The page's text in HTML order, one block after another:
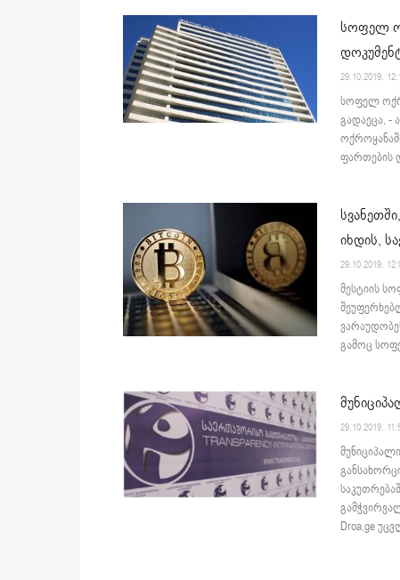
სოფელ
29.10.2019.
სოფელ
გადაეცა, -
ფართების
იხდის,
29.10.2019.
მესტიის
გამოც
29.10.2019.
Droa,ge